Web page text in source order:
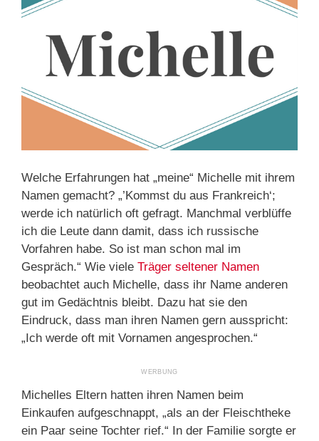
Welche Erfahrungen hat „meine“ Michelle mit ihrem
Namen gemacht? „’Kommst du aus Frankreich‘;
werde ich natürlich oft gefragt. Manchmal verblüffe
ich die Leute dann damit, dass ich russische
Vorfahren habe. So ist man schon mal im
Gespräch.“ Wie viele Träger seltener Namen
beobachtet auch Michelle, dass ihr Name anderen
gut im Gedächtnis bleibt. Dazu hat sie den
Eindruck, dass man ihren Namen gern ausspricht:
„Ich werde oft mit Vornamen angesprochen.“
Michelles Eltern hatten ihren Namen beim
Einkaufen aufgeschnappt, „als an der Fleischtheke
ein Paar seine Tochter rief.“ In der Familie sorgte er